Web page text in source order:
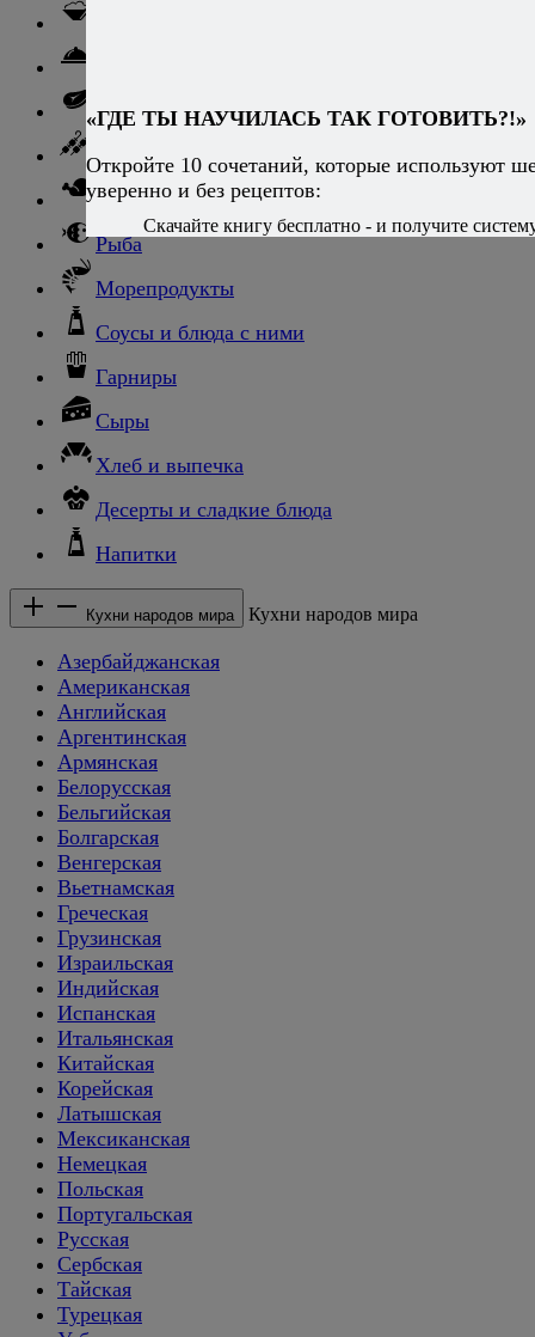
Говядина
Баранина
Птица и дичь
Рыба
Морепродукты
Соусы и блюда с ними
Гарниры
Сыры
Хлеб и выпечка
Десерты и сладкие блюда
Напитки
Кухни народов мира Кухни народов мира
Азербайджанская
Американская
Английская
Аргентинская
Армянская
Белорусская
Бельгийская
Болгарская
Венгерская
Вьетнамская
Греческая
Грузинская
Израильская
Индийская
Испанская
Итальянская
Китайская
Корейская
Латышская
Мексиканская
Немецкая
Польская
Португальская
Русская
Сербская
Тайская
Турецкая
«ГДЕ ТЫ НАУЧИЛАСЬ ТАК ГОТОВИТЬ?!»
Откройте 10 сочетаний, которые используют
уверенно и без рецептов:
Скачайте книгу бесплатно - и получите